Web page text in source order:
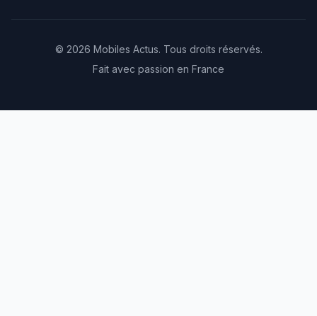
© 2026 Mobiles Actus. Tous droits réservés.
Fait avec passion en France